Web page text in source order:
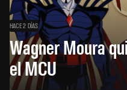
HACE 2 DÍAS
Wagner Moura
el MCU